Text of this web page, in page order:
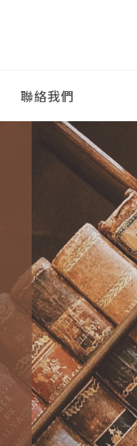
聯絡我們